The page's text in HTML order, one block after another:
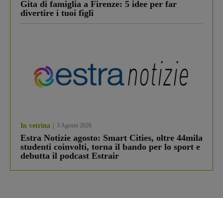
Gita di famiglia a Firenze: 5 idee per far
divertire i tuoi figli
In vetrina 3 Agosto 2026
Estra Notizie agosto: Smart Cities, oltre 44mila
studenti coinvolti, torna il bando per lo sport e
debutta il podcast Estrair